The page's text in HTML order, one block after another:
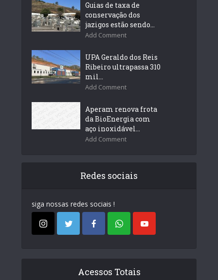
Guias de taxa de
conservação dos
jazigos estão sendo...
Add Comment
UPA Geraldo dos Reis
Ribeiro ultrapassa 310
mil...
Add Comment
Aperam renova frota
da BioEnergia com
aço inoxidável...
Add Comment
Redes sociais
siga nossas redes sociais !
Acessos Totais